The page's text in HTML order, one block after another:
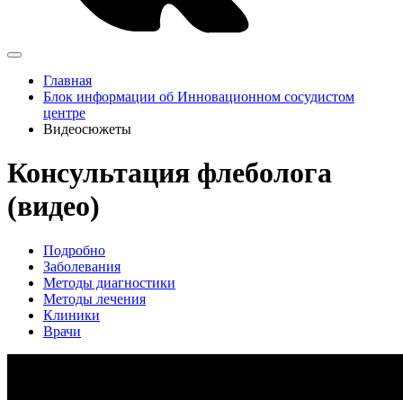
Главная
Блок информации об Инновационном сосудистом
центре
Видеосюжеты
Консультация флеболога
(видео)
Подробно
Заболевания
Методы диагностики
Методы лечения
Клиники
Врачи